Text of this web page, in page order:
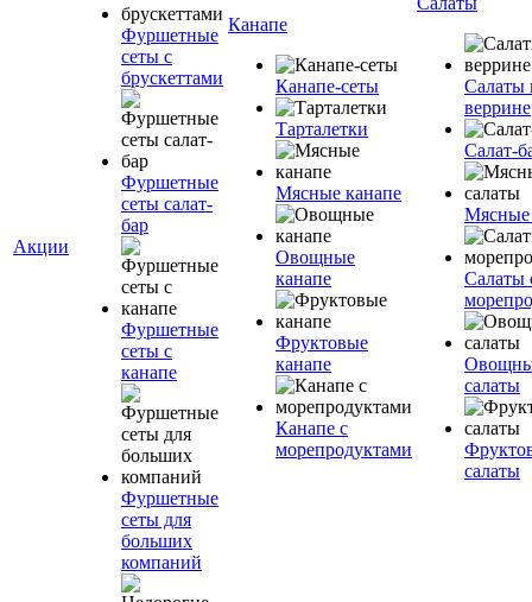
Акции
Фуршетные
сеты с
брускеттами
Фуршетные
сеты салат-
бар
Фуршетные
сеты с
канапе
Фуршетные
сеты для
больших
компаний
Канапе
Канапе-сеты
Тарталетки
Мясные канапе
Овощные
канапе
Фруктовые
канапе
Канапе с
морепродуктами
Салаты
веррине
Салат-
Мясные
Салаты
салаты
салаты